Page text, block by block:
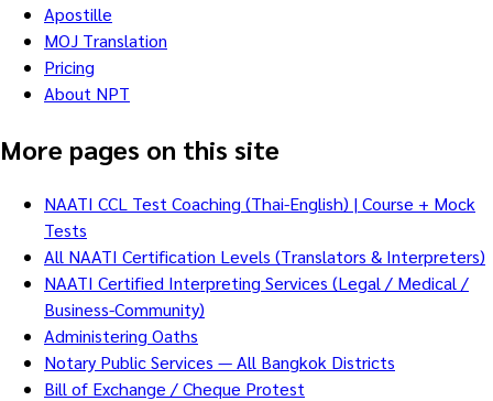
Apostille
MOJ Translation
Pricing
About NPT
More pages on this site
NAATI CCL Test Coaching (Thai-English) | Course + Mock
Tests
All NAATI Certification Levels (Translators & Interpreters)
NAATI Certified Interpreting Services (Legal / Medical /
Business-Community)
Administering Oaths
Notary Public Services — All Bangkok Districts
Bill of Exchange / Cheque Protest